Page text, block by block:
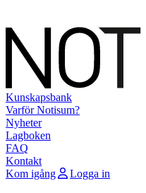
Kunskapsbank
Varför Notisum?
Nyheter
Lagboken
FAQ
Kontakt
Kom igång
Logga in